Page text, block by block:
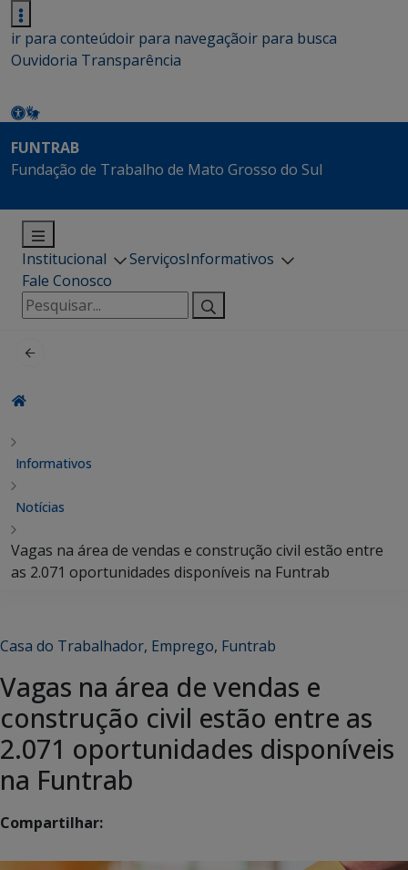
ir para conteúdoir para navegaçãoir para busca
Ouvidoria Transparência
FUNTRAB
Fundação de Trabalho de Mato Grosso do Sul
Institucional ServiçosInformativos
Fale Conosco
Pesquisar
por:
Informativos
Notícias
Vagas na área de vendas e construção civil estão entre
as 2.071 oportunidades disponíveis na Funtrab
Casa do Trabalhador, Emprego, Funtrab
Vagas na área de vendas e
construção civil estão entre as
2.071 oportunidades disponíveis
na Funtrab
Compartilhar: